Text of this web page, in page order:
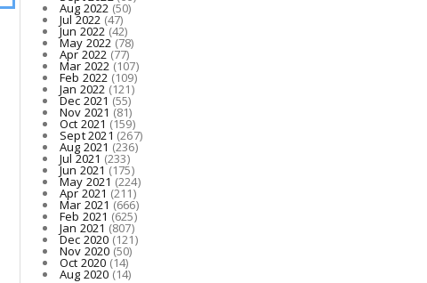
Aug 2022 (50)
Jul 2022 (47)
Jun 2022(42)
May 2022(78)
Apr 2022 (77)
Mar 2022(107)
Feb 2022 (109)
Jan 2022 (121)
Dec 2021 (55)
Nov 2021 (81)
Oct 2021 (159)
Sept 2021 (267)
Aug 2021 (236)
Jul 2021 (233)
Jun 2021(175)
May 2021(224)
Apr 2021 (211)
Mar 2021 (666)
Feb 2021 (625)
Jan 2021 (807)
Dec 2020(121)
Nov 2020 (50)
Oct 2020 (14)
Aug 2020(14)